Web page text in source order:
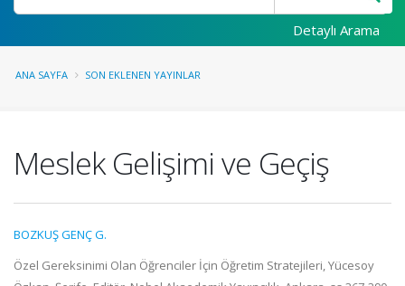
Detaylı Arama
ANA SAYFA SON EKLENEN YAYINLAR
Meslek Gelişimi ve Geçiş
BOZKUŞ GENÇ G.
Özel Gereksinimi Olan Öğrenciler İçin Öğretim Stratejileri, Yücesoy